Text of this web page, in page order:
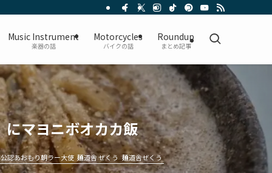
Music Instrument
楽器の話
Motorcycles
バイクの話
Roundup
まとめ記事
マヨニボオカカ飯
認あおもり朝ラー大使 麺道舎 ぜくう 麺道舎ぜくう